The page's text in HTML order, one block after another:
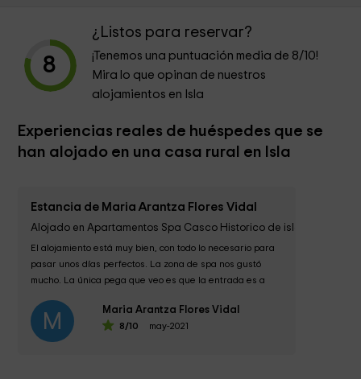
8
¿Listos para reservar?
¡Tenemos una puntuación media de 8/10!
Mira lo que opinan de nuestros
alojamientos en Isla
Experiencias reales de huéspedes que se
han alojado en una casa rural en Isla
Estancia de Maria Arantza Flores Vidal
Alojado en Apartamentos Spa Casco Historico de isla
El alojamiento está muy bien, con todo lo necesario para
pasar unos días perfectos. La zona de spa nos gustó
mucho. La única pega que veo es que la entrada es a
M Maria Arantza Flores Vidal
8/10 may-2021